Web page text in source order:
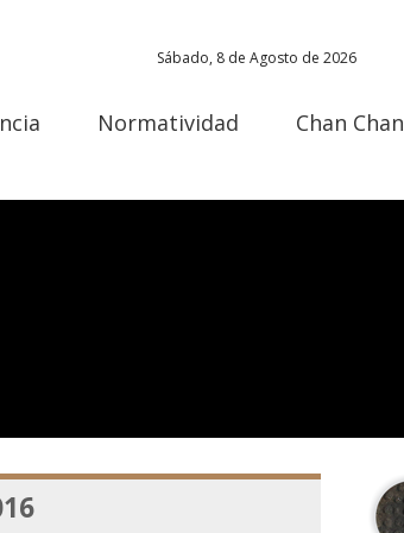
Sábado, 8 de Agosto de 2026
Normatividad Chan Chan